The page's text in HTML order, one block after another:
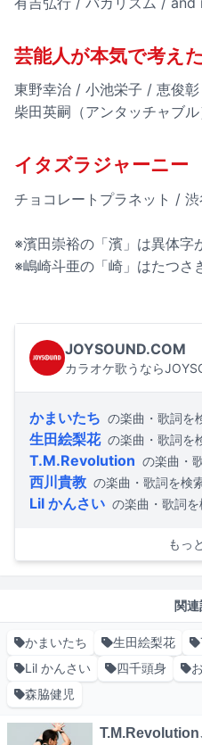
芸能人が本気で考え
東野幸治 / 小池栄子 / 恵俊
柴田英嗣（アンタッチャブ
イタズラジャーニー
チョコレートプラネット /
※濱田崇裕の「濱」は異体字
※嶋崎斗亜の「崎」はたつさ
JOYSOUND.COM
カラオケ歌うなら
かまいたち の楽曲・歌詞を
生田絵梨花 の楽曲・歌詞を
T.M.Revolution の楽曲・
西川貴教 の楽曲・歌詞を検
Lil かんさい の楽曲・歌詞
もっ
関
かまいたち 生田絵梨花
Lil かんさい
四千頭身
森脇健児
T.M.Revolution